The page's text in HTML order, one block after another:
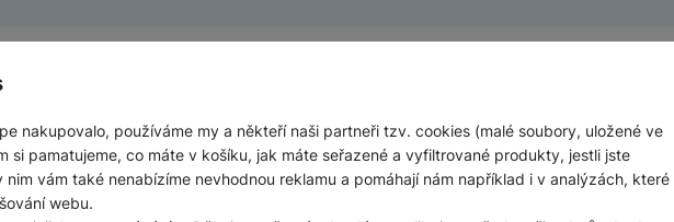
nakupovalo, používáme my a někteří naši partneři tzv. cookies (malé soubory, uložené ve
si pamatujeme, co máte v košíku, jak máte seřazené a vyfiltrované produkty, jestli jste
nim vám také nenabízíme nevhodnou reklamu a pomáhají nám například i v analýzách, které
webu.
Band 10, růžová
elegantním designem
jas až 1 500 nitů, jen 2mm rámečky
kurzy a další funkce